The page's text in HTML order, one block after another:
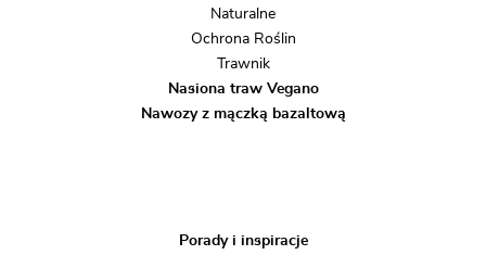
Naturalne
Ochrona Roślin
Trawnik
Nasiona traw Vegano
Nawozy z mączką bazaltową
Porady i inspiracje